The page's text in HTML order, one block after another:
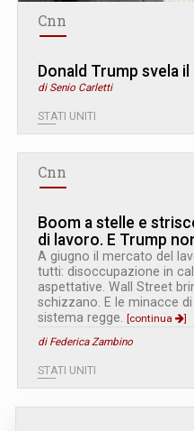
Cnn
Donald Trump svela
di Senio Carletti
STATI UNITI
Cnn
Boom a stelle e
di lavoro. E Trump
A giugno il mercato del
tutti: disoccupazione in
aspettative. Wall Street
schizzano. E le minacce
sistema regge. [continua
]
di Federica Zambino
STATI UNITI